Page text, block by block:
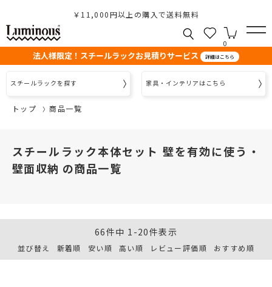
￥11,000円以上の購入で送料無料
0
法人様限定！スチールラックお見積りサービス 詳細はこちら
スチールラックを探す 家具・インテリアはこちら
トップ 商品一覧
スチールラック本体セット 壁を有効に使う・
壁面収納 の商品一覧
並び替え 新着順 安い順 高い順 レビュー評価順 おすすめ順
66件中 1 -20件表示